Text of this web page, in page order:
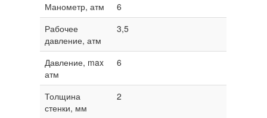
Манометр, атм
6
Рабочее
давление, атм
3,5
Давление, max
атм
6
Толщина
стенки, мм
2